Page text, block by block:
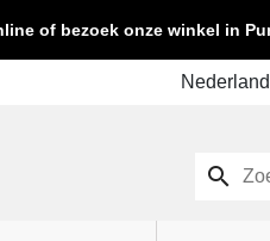
of bezoek onze winkel in
search